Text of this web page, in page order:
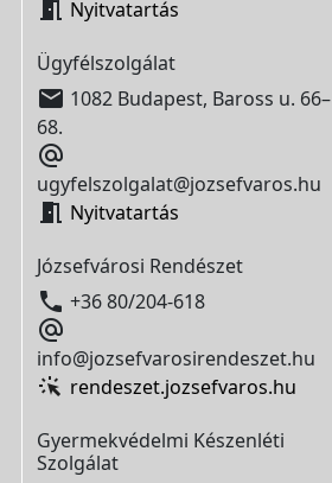
 Nyitvatartás
Ügyfélszolgálat
 1082 Budapest, Baross u. 66–
68.

ugyfelszolgalat@jozsefvaros.hu
 Nyitvatartás
Józsefvárosi Rendészet
 +36 80/204-618

info@jozsefvarosirendeszet.hu
rendeszet.jozsefvaros.hu
Gyermekvédelmi Készenléti
Szolgálat